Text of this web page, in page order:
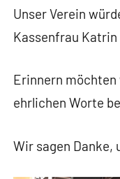
Unser Verein
Kassenfrau
Erinnern
ehrlichen Worte
Wir sagen Danke,